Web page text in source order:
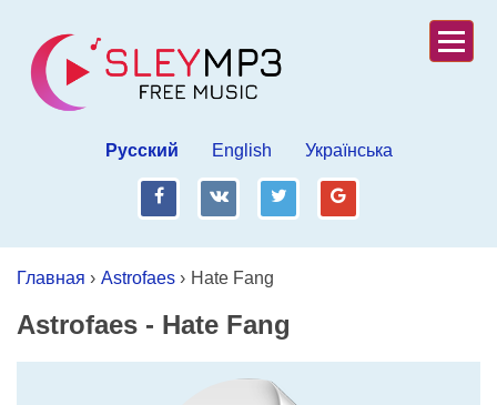
Русский English Українська
fb vk tw gp
Главная › Astrofaes › Hate Fang
Astrofaes - Hate Fang